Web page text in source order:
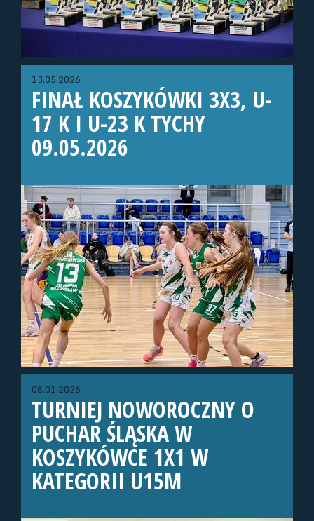
13.05.2026
FINAŁ KOSZYKÓWKI 3X3, U-
17 K I U-23 K TYCHY
09.05.2026
08.01.2026
TURNIEJ NOWOROCZNY O
PUCHAR ŚLĄSKA W
KOSZYKÓWCE 1X1 W
KATEGORII U15M